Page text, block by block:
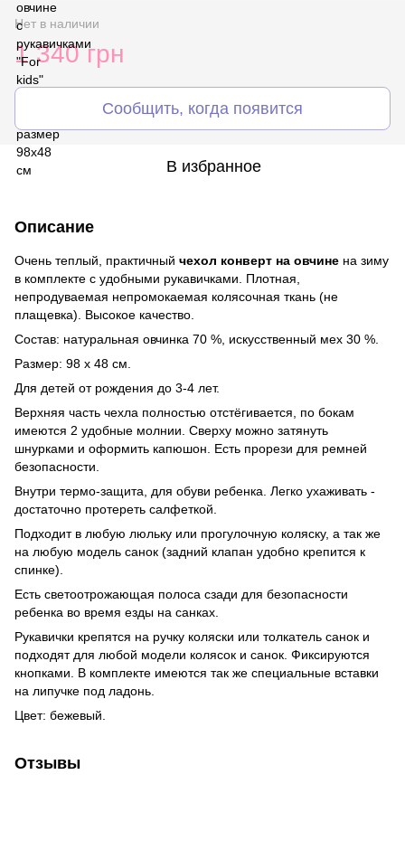
Нет в наличии
1 340 грн
Сообщить, когда появится
В избранное
Описание
Очень теплый, практичный чехол конверт на овчине на зиму
в комплекте с удобными рукавичками. Плотная,
непродуваемая непромокаемая колясочная ткань (не
плащевка). Высокое качество.
Состав: натуральная овчинка 70 %, искусственный мех 30 %.
Размер: 98 х 48 см.
Для детей от рождения до 3-4 лет.
Верхняя часть чехла полностью отстёгивается, по бокам
имеются 2 удобные молнии. Сверху можно затянуть
шнурками и оформить капюшон. Есть прорези для ремней
безопасности.
Внутри термо-защита, для обуви ребенка. Легко ухаживать -
достаточно протереть салфеткой.
Подходит в любую люльку или прогулочную коляску, а так же
на любую модель санок (задний клапан удобно крепится к
спинке).
Есть светоотрожающая полоса сзади для безопасности
ребенка во время езды на санках.
Рукавички крепятся на ручку коляски или толкатель санок и
подходят для любой модели колясок и санок. Фиксируются
кнопками. В комплекте имеются так же специальные вставки
на липучке под ладонь.
Цвет: бежевый.
Отзывы